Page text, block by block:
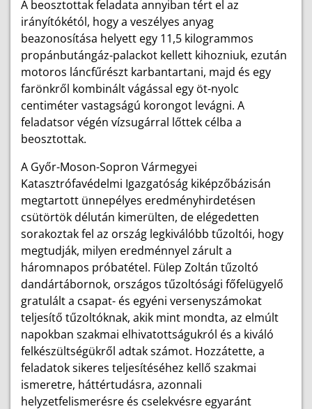
A beosztottak feladata annyiban tért el az
irányítókétól, hogy a veszélyes anyag
beazonosítása helyett egy 11,5 kilogrammos
propánbutángáz-palackot kellett kihozniuk, ezután
motoros láncfűrészt karbantartani, majd és egy
farönkről kombinált vágással egy öt-nyolc
centiméter vastagságú korongot levágni. A
feladatsor végén vízsugárral lőttek célba a
beosztottak.
A Győr-Moson-Sopron Vármegyei
Katasztrófavédelmi Igazgatóság kiképzőbázisán
megtartott ünnepélyes eredményhirdetésen
csütörtök délután kimerülten, de elégedetten
sorakoztak fel az ország legkiválóbb tűzoltói, hogy
megtudják, milyen eredménnyel zárult a
háromnapos próbatétel. Fülep Zoltán tűzoltó
dandártábornok, országos tűzoltósági főfelügyelő
gratulált a csapat- és egyéni versenyszámokat
teljesítő tűzoltóknak, akik mint mondta, az elmúlt
napokban szakmai elhivatottságukról és a kiváló
felkészültségükről adtak számot. Hozzátette, a
feladatok sikeres teljesítéséhez kellő szakmai
ismeretre, háttértudásra, azonnali
helyzetfelismerésre és cselekvésre egyaránt